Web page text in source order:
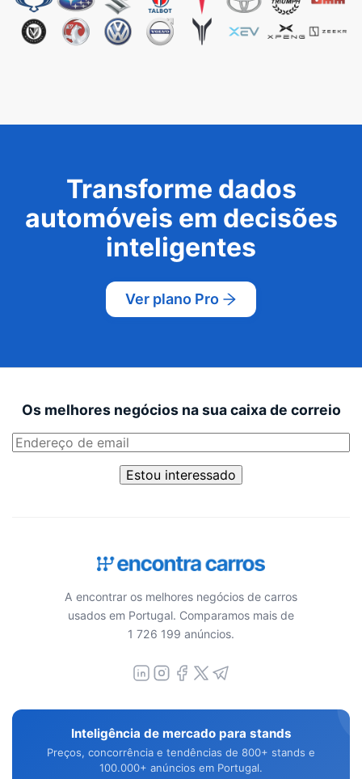
Transforme dados
automóveis em decisões
inteligentes
Ver plano Pro
Os melhores negócios na sua caixa de correio
Estou interessado
A encontrar os melhores negócios de carros
usados em Portugal. Comparamos mais de
1 726 199 anúncios.
Inteligência de mercado para stands
Preços, concorrência e tendências de 800+ stands e
100.000+ anúncios em Portugal.